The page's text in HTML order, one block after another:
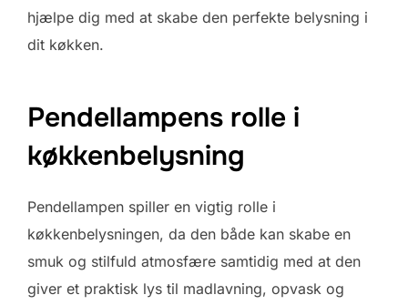
hjælpe dig med at skabe den perfekte belysning i
dit køkken.
Pendellampens rolle i
køkkenbelysning
Pendellampen spiller en vigtig rolle i
køkkenbelysningen, da den både kan skabe en
smuk og stilfuld atmosfære samtidig med at den
giver et praktisk lys til madlavning, opvask og